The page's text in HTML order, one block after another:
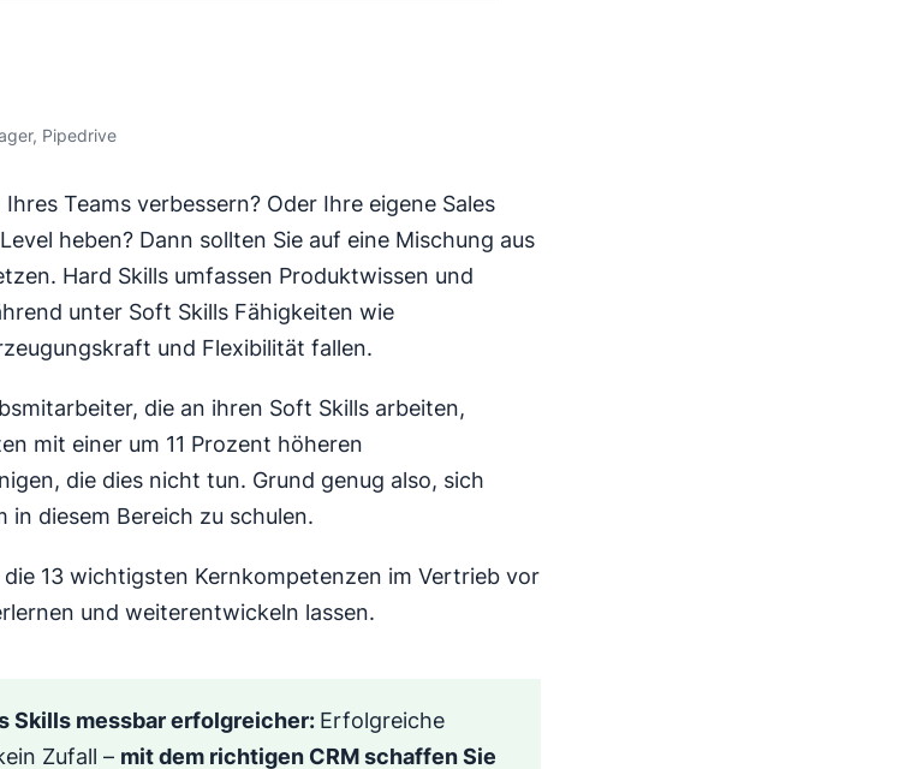
Pipedrive
Teams verbessern? Oder Ihre eigene Sales
heben? Dann sollten Sie auf eine Mischung aus
Hard Skills umfassen Produktwissen und
unter Soft Skills Fähigkeiten wie
und Flexibilität fallen.
die an ihren Soft Skills arbeiten,
mit einer um 11 Prozent höheren
die dies nicht tun. Grund genug also, sich
in diesem Bereich zu schulen.
13 wichtigsten Kernkompetenzen im Vertrieb vor
und weiterentwickeln lassen.
Skills messbar erfolgreicher: Erfolgreiche
Zufall – mit dem richtigen CRM schaffen Sie